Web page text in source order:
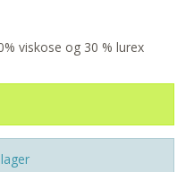
viskose og 30 % lurex